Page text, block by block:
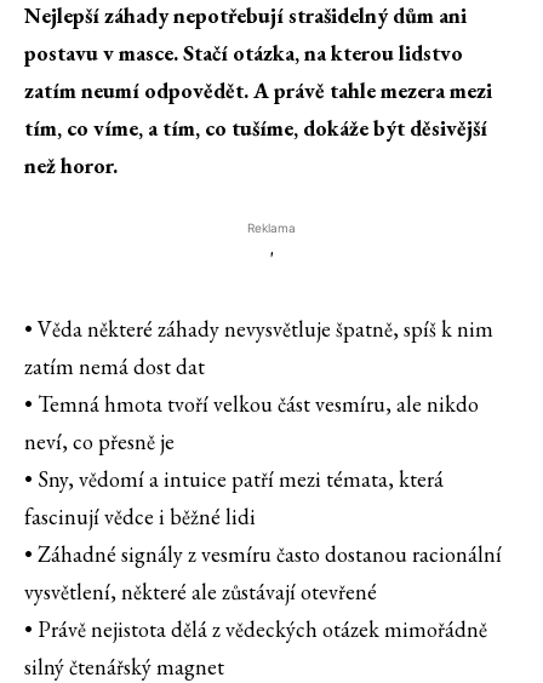
Nejlepší záhady nepotřebují strašidelný dům ani
postavu v masce. Stačí otázka, na kterou lidstvo
zatím neumí odpovědět. A právě tahle mezera mezi
tím, co víme, a tím, co tušíme, dokáže být děsivější
než horor.
Reklama
'
• Věda některé záhady nevysvětluje špatně, spíš k nim
zatím nemá dost dat
• Temná hmota tvoří velkou část vesmíru, ale nikdo
neví, co přesně je
• Sny, vědomí a intuice patří mezi témata, která
fascinují vědce i běžné lidi
• Záhadné signály z vesmíru často dostanou racionální
vysvětlení, některé ale zůstávají otevřené
• Právě nejistota dělá z vědeckých otázek mimořádně
silný čtenářský magnet